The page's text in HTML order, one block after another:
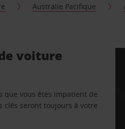
Australie Pacifique
voiture
que vous êtes impatient de
clés seront toujours à votre